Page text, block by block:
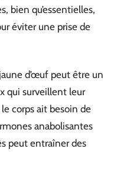
bien qu’essentielles,
éviter une prise de
d’œuf peut être un
qui surveillent leur
corps ait besoin de
anabolisantes
peut entraîner des